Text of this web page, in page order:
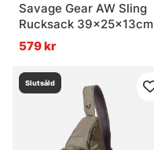
Savage Gear AW Sling
Rucksack 39x25x13cm
13L
579 kr
Slutsåld